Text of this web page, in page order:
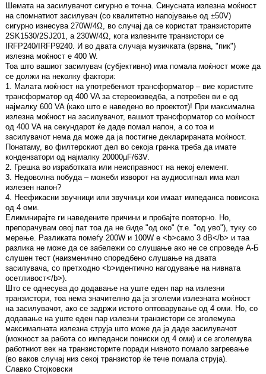
Шемата на засилувачот сигурно е точна. Синусната излезна моќност
на спомнатиот засилувач (со квалитетно напојување од ±50V)
сигурно изнесува 270W/4Ω, во случај да се користат транзисторите
2SK1530/2SJ201, а 230W/4Ω, кога излезните транзистори се
IRFP240/IRFP9240. И во двата случаја музичката (врвна, "пик")
излезна моќност е 400 W.
Тоа што вашиот засилувач (субјективно) има помала моќност може да
се должи на неколку фактори:
1. Малата моќност на употребениот трансформатор – вие користите
трансформатор од 400 VA за стереоизведба, а потребен ви е од
најмалку 600 VA (како што е наведено во проектот)! При максимална
излезна моќност на засилувачот, вашиот трансформатор со моќност
од 400 VA на секундарот ќе даде помал напон, а со тоа и
засилувачот нема да може да ја постигне декларираната моќност.
Понатаму, во филтерскиот дел во секоја гранка треба да имате
кондензатори од најмалку 20000µF/63V.
2. Грешка во изработката или неисправност на некој елемент.
3. Недоволна побуда – можеби изворот на аудиосигнал има мал
излезен напон?
4. Неефикасни звучници или звучници кои имаат импеданса повисока
од 4 оми.
Елиминирајте ги наведените причини и пробајте повторно. Но,
препорачувам овој пат тоа да не биде "од око" (т.е. "од уво"), туку со
мерење. Разликата помеѓу 200W и 100W е <b>само 3 dB</b> и таа
разлика не може да се забележи со слушање ако не се спроведе А-Б
слушен тест (наизменично споредбено слушање на двата
засилувача, со претходно <b>идентично нагодување на нивната
осетливост</b>).
Што се однесува до додавање на уште еден пар на излезни
транзистори, тоа нема значително да ја зголеми излезната моќност
на засилувачот, ако се задржи истото оптоварување од 4 оми. Но, со
додавање на уште еден пар излезни транзистори се зголемува
максималната излезна струја што може да ја даде засилувачот
(можност за работа со импеданси пониски од 4 оми) и се зголемува
работниот век на транзисторите поради нивното помало загревање
(во ваков случај низ секој транзистор ќе тече помала струја).
Славко Стојковски